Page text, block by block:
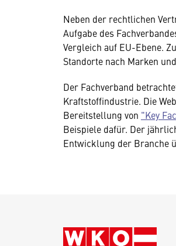
Neben der rechtlichen
Aufgabe des
Vergleich auf EU-Ebene.
Standorte nach Marken
Der Fachverband
Kraftstoffindustrie. Die
Bereitstellung von "Key
Beispiele dafür. Der
Entwicklung der Branche